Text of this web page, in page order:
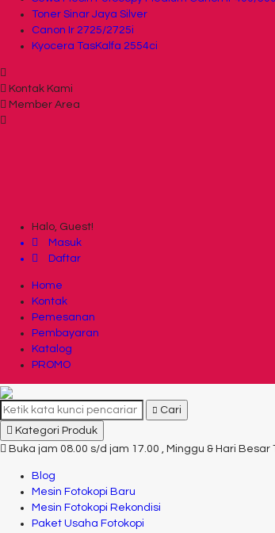
Toner Sinar Jaya Silver
Canon Ir 2725/2725i
Kyocera TasKalfa 2554ci
Kontak Kami
Member Area
Halo, Guest!
Masuk
Daftar
Home
Kontak
Pemesanan
Pembayaran
Katalog
PROMO
Cari
Kategori Produk
Buka jam 08.00 s/d jam 17.00 , Minggu & Hari Besar
Blog
Mesin Fotokopi Baru
Mesin Fotokopi Rekondisi
Paket Usaha Fotokopi